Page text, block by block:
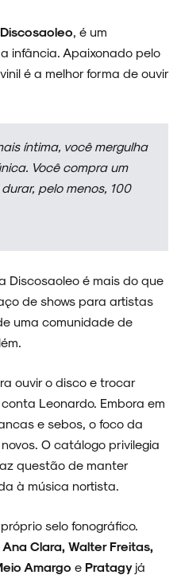
Discosaoleo , é um
infância. Apaixonado pelo
é a melhor forma de ouvir
íntima, você mergulha
Você compra um
pelo menos, 100
Discosaoleo é mais do que
de shows para artistas
uma comunidade de
ouvir o disco e trocar
Leonardo. Embora em
e sebos, o foco da
O catálogo privilegia
questão de manter
à música nortista.
selo fonográfico.
Clara, Walter Freitas,
Amargo e Pratagy já